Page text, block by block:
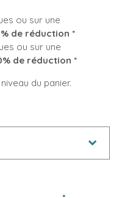
ou sur une
de réduction *
ou sur une
de réduction *
du panier.